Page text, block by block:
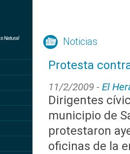
Noticias
Protesta
11/2/2009 - El
Dirigentes
municipio de
protestaron
oficinas de la